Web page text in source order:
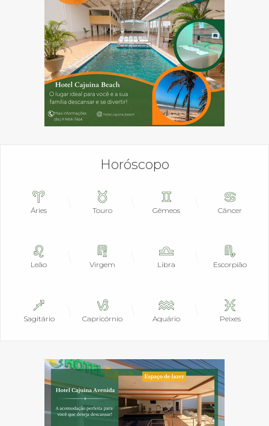
Horóscopo
Áries Touro Gêmeos Câncer
Leão Virgem Libra Escorpião
Sagitário Capricórnio Aquário Peixes